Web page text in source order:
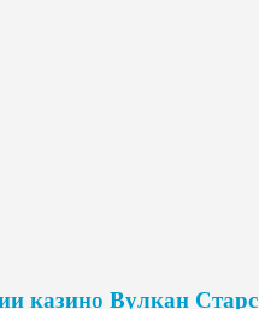
казино Вулкан Старс